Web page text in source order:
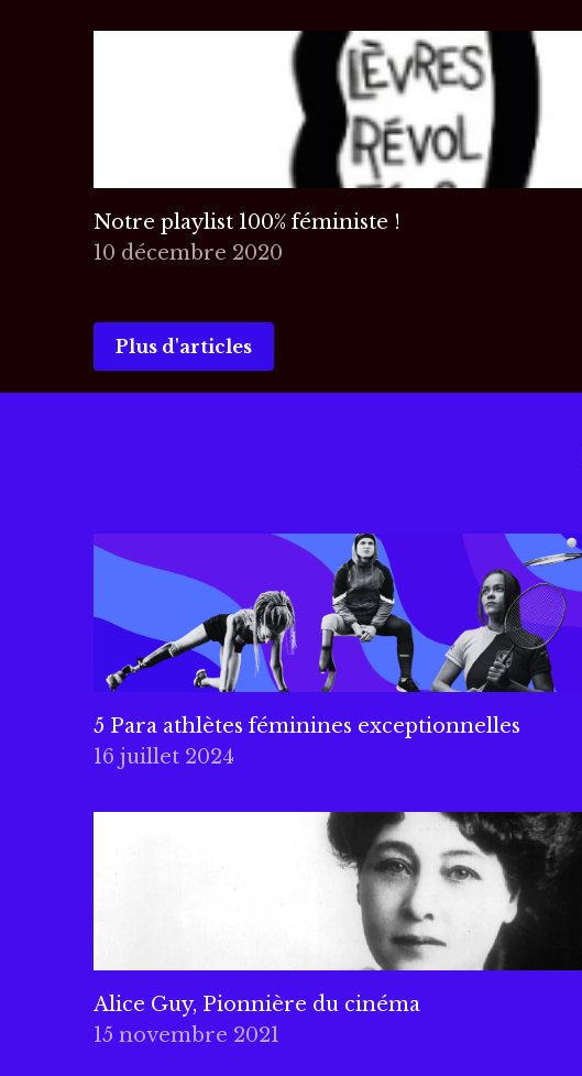
Notre playlist 100% féministe !
10 décembre 2020
Plus d'articles
5 Para athlètes féminines exceptionnelles
16 juillet 2024
Alice Guy, Pionnière du cinéma
15 novembre 2021